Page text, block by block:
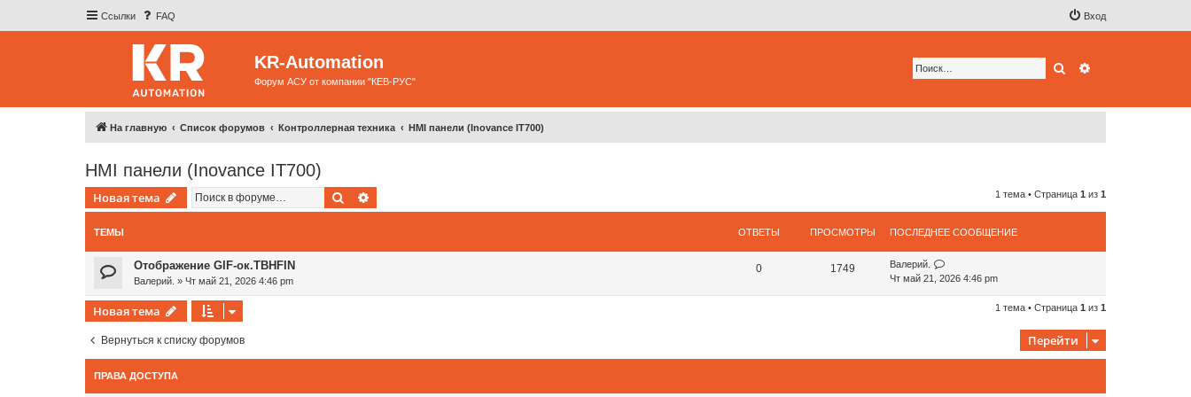
Ссылки FAQ Вход
KR-Automation
Форум АСУ от компании "КЕВ-РУС"
Поиск
На главную Список форумов Контроллерная техника HMI панели (Inovance IT700)
HMI панели (Inovance IT700)
Новая тема Поиск 1 тема • Страница 1 из 1
ТЕМЫ ОТВЕТЫ ПРОСМОТРЫ ПОСЛЕДНЕЕ СООБЩЕНИЕ
Отображение GIF-ок.TBHFIN
Валерий. » Чт май 21, 2026 4:46 pm
0 1749
Валерий.
Чт май 21, 2026 4:46 pm
Новая тема 1 тема • Страница 1 из 1
Вернуться к списку форумов Перейти
ПРАВА ДОСТУПА